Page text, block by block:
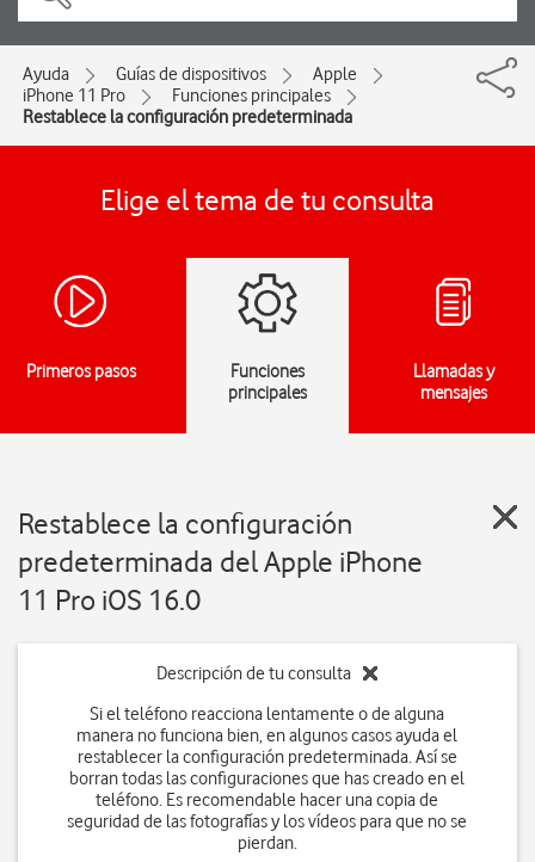
Ayuda Guías de dispositivos
Apple
iPhone 11 Pro
Funciones principales
Restablece la configuración predeterminada
Elige el tema de tu consulta
Primeros pasos
Funciones
principales
Llamadas y
mensajes
Restablece la configuración
predeterminada del Apple iPhone
11 Pro iOS 16.0
Descripción de tu consulta
Si el teléfono reacciona lentamente o de alguna
manera no funciona bien, en algunos casos ayuda el
restablecer la configuración predeterminada. Así se
borran todas las configuraciones que has creado en el
teléfono. Es recomendable hacer una copia de
seguridad de las fotografías y los vídeos para que no se
pierdan.